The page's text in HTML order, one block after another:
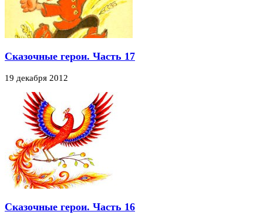
Сказочные герои. Часть 17
19 декабря 2012
Сказочные герои. Часть 16